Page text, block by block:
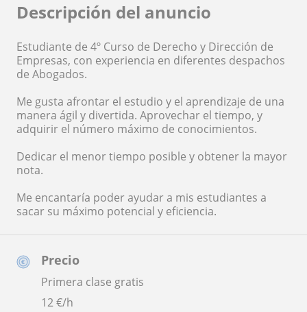
Precio
Primera clase gratis
12€/h
Descripción del anuncio
Estudiante de 4º Curso de Derecho y Dirección de
Empresas, con experiencia en diferentes despachos
de Abogados.
Me gusta afrontar el estudio y el aprendizaje de una
manera ágil y divertida. Aprovechar el tiempo, y
adquirir el número máximo de conocimientos.
Dedicar el menor tiempo posible y obtener la mayor
nota.
Me encantaría poder ayudar a mis estudiantes a
sacar su máximo potencial y eficiencia.